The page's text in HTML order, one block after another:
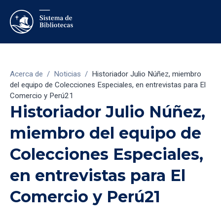
Acerca de / Noticias / Historiador Julio Núñez, miembro
del equipo de Colecciones Especiales, en entrevistas para El
Comercio y Perú21
Historiador Julio Núñez,
miembro del equipo de
Colecciones Especiales,
en entrevistas para El
Comercio y Perú21